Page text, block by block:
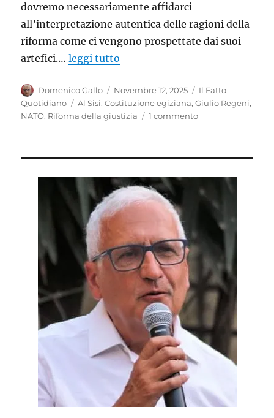
dovremo necessariamente affidarci
all’interpretazione autentica delle ragioni della
riforma come ci vengono prospettate dai suoi
artefici.…leggi tutto
Autore
Domenico Gallo
Pubblicato
il
Novembre 12, 2025 Categorie
Il Fatto
Quotidiano
Tag
Al Sisi,Costituzione egiziana,Giulio Regeni,
NATO, Riforma della giustizia 1 commentosu
si
ispira
modello
egiziano